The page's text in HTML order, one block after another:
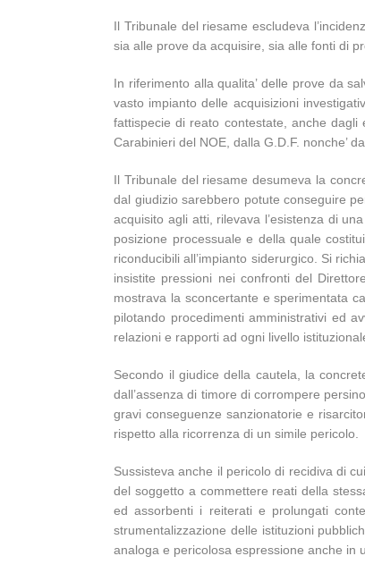
Il Tribunale del riesame escludeva
sia alle prove da acquisire, sia alle fonti di
In riferimento alla qualita’ delle prove da
vasto impianto delle acquisizioni
fattispecie di reato contestate, anche dagli
Carabinieri del NOE, dalla G.D.F. nonche’
Il Tribunale del riesame desumeva la
dal giudizio sarebbero potute conseguire
acquisito agli atti, rilevava l’esistenza di
posizione processuale e della quale
riconducibili all’impianto siderurgico. Si
insistite pressioni nei confronti del
mostrava la sconcertante e sperimentata
pilotando procedimenti amministrativi ed
relazioni e rapporti ad ogni livello
Secondo il giudice della cautela, la
dall’assenza di timore di corrompere
gravi conseguenze sanzionatorie e
rispetto alla ricorrenza di un simile pericolo.
Sussisteva anche il pericolo di recidiva di
del soggetto a commettere reati della
ed assorbenti i reiterati e prolungati
strumentalizzazione delle istituzioni
analoga e pericolosa espressione anche in